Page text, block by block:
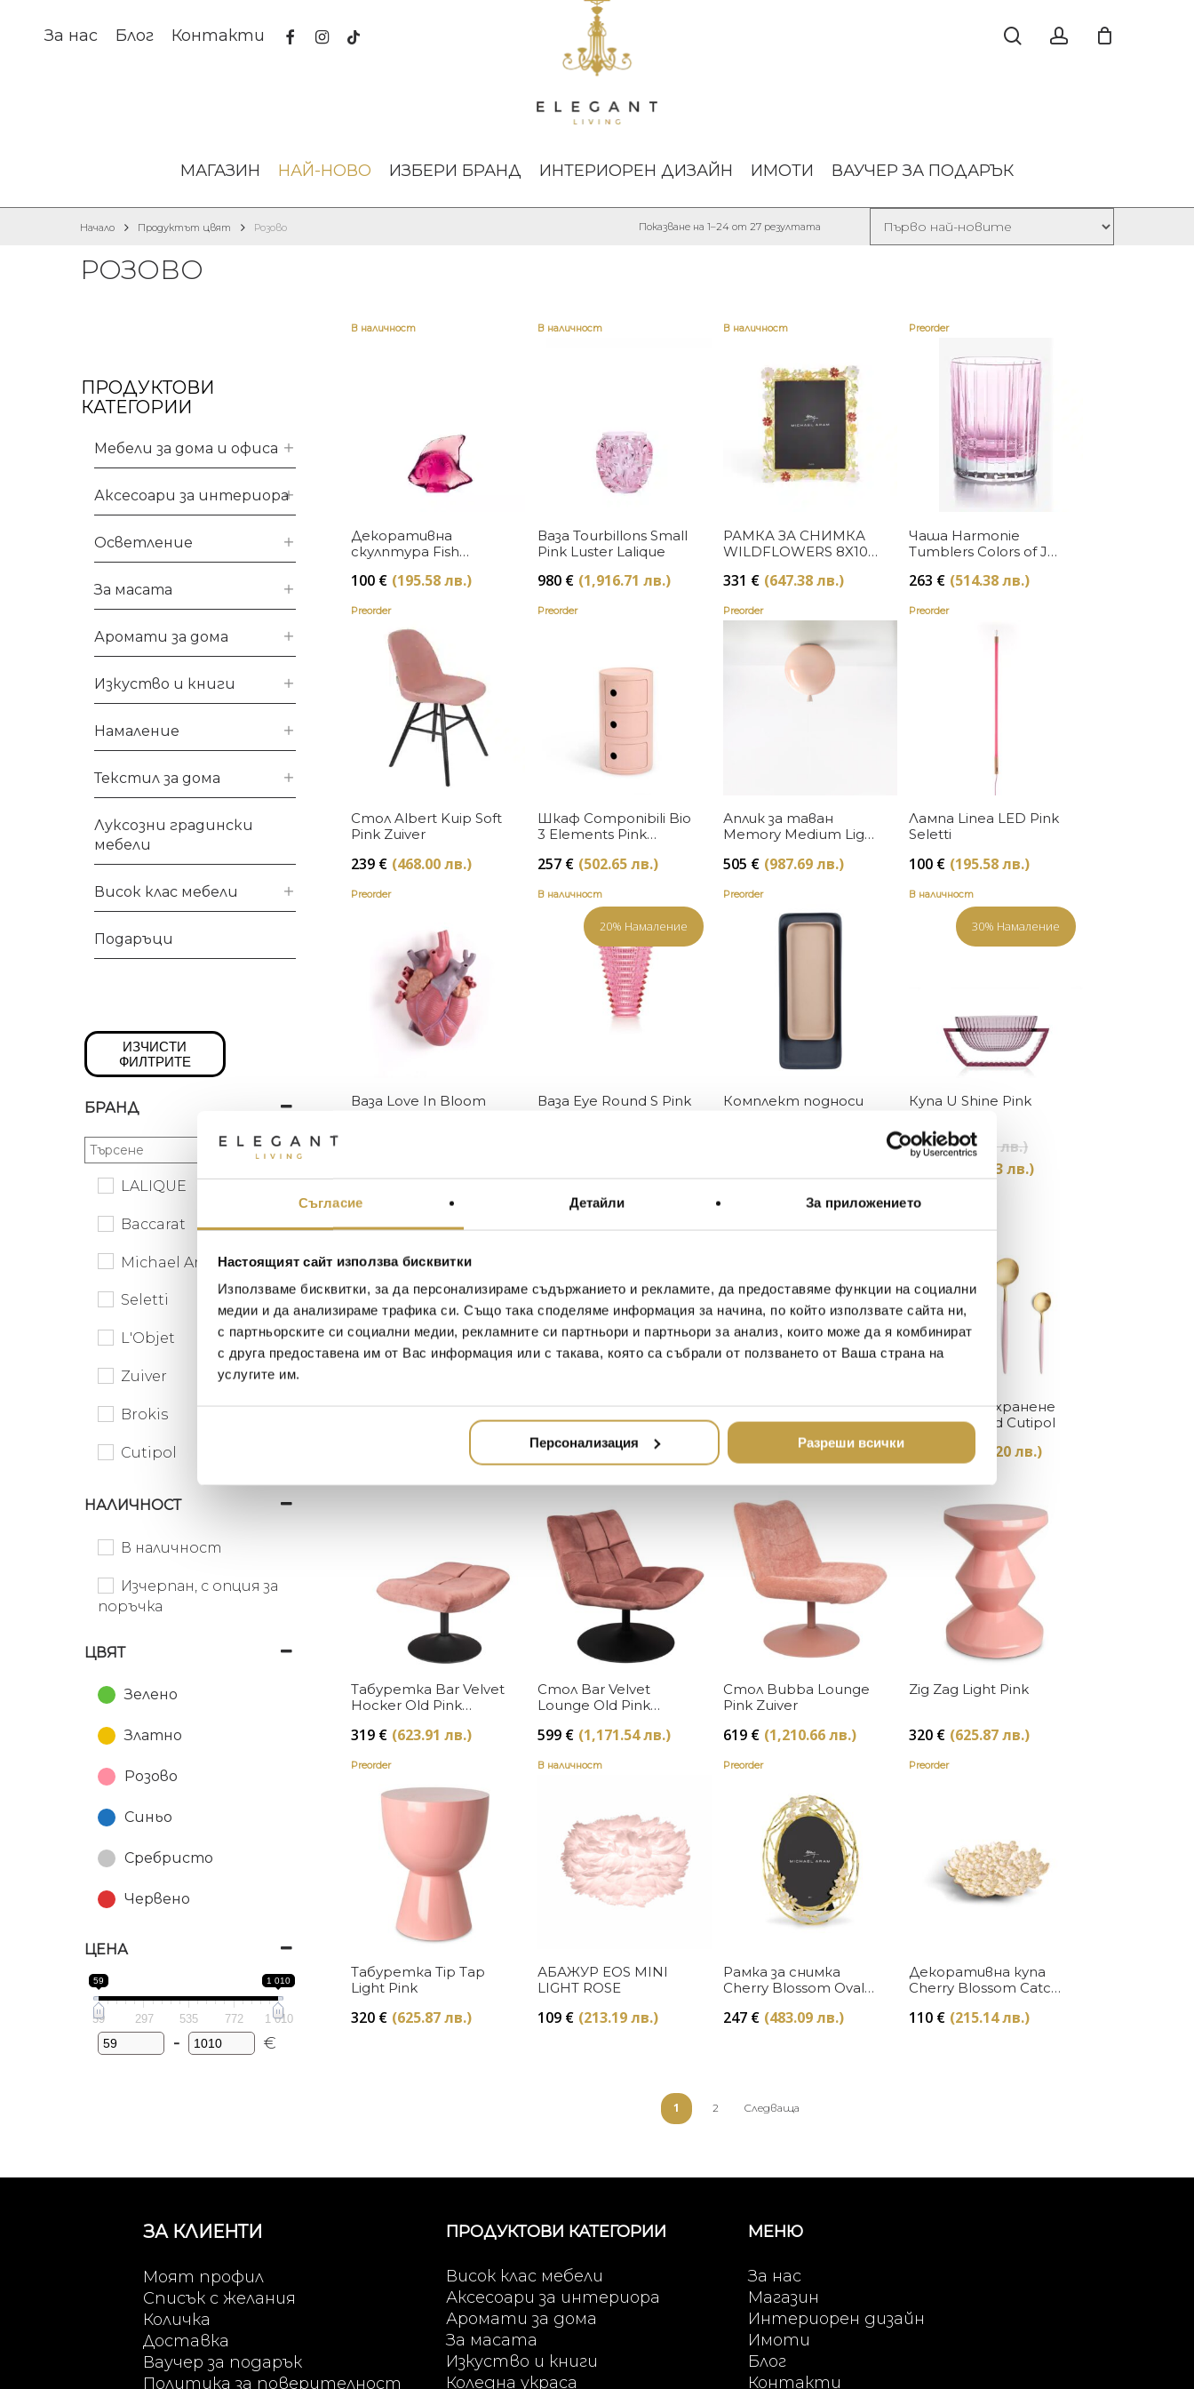
Съгласие Детайли За приложението
Настоящият сайт използва бисквитки
Използваме бисквитки, за да персонализираме съдържанието и рекламите, да предоставяме функции на социални
медии и да анализираме трафика си. Също така споделяме информация за начина, по който използвате сайта ни,
с партньорските си социални медии, рекламните си партньори и партньори за анализ, които може да я комбинират
с друга предоставена им от Вас информация или с такава, която са събрали от ползването от Ваша страна на
услугите им.
Персонализация Разреши всички
За нас Блог Контакти facebookinstagram
tiktok
МАГАЗИН НАЙ-НОВО ИЗБЕРИ БРАНД ИНТЕРИОРЕН ДИЗАЙН ИМОТИ ВАУЧЕР ЗА ПОДАРЪК
РОЗОВО
Показване на 1–24 от 27 резултата
Начало Продуктът цвят Розово
ПРОДУКТОВИ
КАТЕГОРИИ
Мебели за дома и офиса
Аксесоари за интериора
Осветление
За масата
Аромати за дома
Изкуство и книги
Намаление
Текстил за дома
Луксозни градински
мебели
Висок клас мебели
Подаръци
ИЗЧИСТИ
ФИЛТРИТЕ
БРАНД
LALIQUE
Baccarat
Michael Aram
Seletti
L'Objet
Zuiver
Brokis
Cutipol
Reflection
Umage
НАЛИЧНОСТ
В наличност
Изчерпан, с опция за
поръчка
ЦВЯТ
Зелено
Златно
Розово
Синьо
Сребристо
Червено
ЦЕНА
59 1 010
59 297 535 772 1 010
Minimum Price
- Maximum Price
€
В наличност
Купи
Декоративна
скулптура Fish
100 € (195.58 лв.)
В наличност
Купи
Ваза Tourbillons Small
Pink Luster Lalique
980 € (1,916.71 лв.)
В наличност
Купи
РАМКА ЗА СНИМКА
WILDFLOWERS 8X10
331 € (647.38 лв.)
Preorder
Купи
Чаша Harmonie
Tumblers Colors of Joy
263 € (514.38 лв.)
Preorder
Купи
Стол Albert Kuip Soft
Pink Zuiver
239 € (468.00 лв.)
Preorder
Купи
Шкаф Componibili Bio
3 Elements Pink
257 € (502.65 лв.)
Preorder
Купи
Аплик за таван
Memory Medium Light
505 € (987.69 лв.)
Preorder
Купи
Лампа Linea LED Pink
Seletti
100 € (195.58 лв.)
Preorder
Купи
Ваза Love In Bloom
В наличност
20% Намаление
Купи
Ваза Eye Round S Pink
was:
1262 €
цена
1010 €
Preorder
Купи
Комплект подноси
В наличност
30% Намаление
Купи
Купа U Shine Pink
177€(346.18 лв.)Original
price
(242.33 лв.)Текущата
В наличност
Купи
Свещник Haas Mojave
Palm Pink L’Objet
(1,165.67 лв.)
Preorder
Купи
Огледало Eclipse
Small
575€ (1,124.00 лв.)
Купи
Стол Spike Counter
Natural/Pink Zuiver
299 (584.79 лв.)
Preorder
Купи
Прибори за хранене
Goa Pink Gold Cutipol
(1,142.20 лв.)
Купи
Табуретка Bar Velvet
Hocker Old Pink
319 € (623.91 лв.)
Купи
Стол Bar Velvet
Lounge Old Pink
599 € (1,171.54 лв.)
Купи
Стол Bubba Lounge
Pink Zuiver
619 € (1,210.66 лв.)
Купи
Zig Zag Light Pink
320 € (625.87 лв.)
Preorder
Купи
Табуретка Tip Tap
Light Pink
320 € (625.87 лв.)
В наличност
Купи
АБАЖУР EOS MINI
LIGHT ROSE
109 € (213.19 лв.)
Preorder
Купи
Рамка за снимка
Cherry Blossom Oval
247 € (483.09 лв.)
Preorder
Купи
Декоративна купа
Cherry Blossom Catch
110 € (215.14 лв.)
1 2 Следваща
ЗА КЛИЕНТИ
Моят профил
Списък с желания
Количка
Доставка
Ваучер за подарък
Политика за поверителност
ПРОДУКТОВИ КАТЕГОРИИ
Висок клас мебели
Аксесоари за интериора
Аромати за дома
За масата
Изкуство и книги
Коледна украса
МЕНЮ
За нас
Магазин
Интериорен дизайн
Имоти
Блог
Контакти